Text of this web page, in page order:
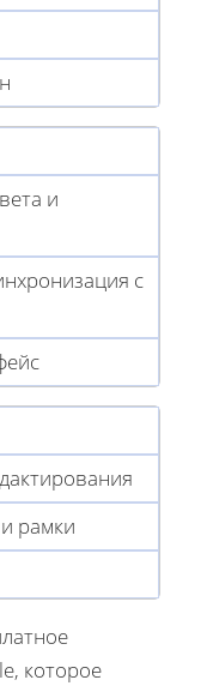
и
с
рамки
которое